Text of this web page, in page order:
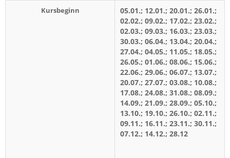
Kursbeginn
05.01.; 12.01.; 20.01.; 26.01.;
02.02.; 09.02.; 17.02.; 23.02.;
02.03.; 09.03.; 16.03.; 23.03.;
30.03.; 06.04.; 13.04.; 20.04.;
27.04.; 04.05.; 11.05.; 18.05.;
26.05.; 01.06.; 08.06.; 15.06.;
22.06.; 29.06.; 06.07.; 13.07.;
20.07.; 27.07.; 03.08.; 10.08.;
17.08.; 24.08.; 31.08.; 08.09.;
14.09.; 21.09.; 28.09.; 05.10.;
13.10.; 19.10.; 26.10.; 02.11.;
09.11.; 16.11.; 23.11.; 30.11.;
07.12.; 14.12.; 28.12